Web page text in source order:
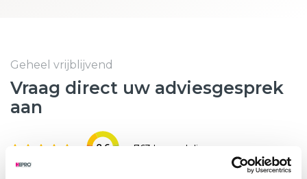
Geheel vrijblijvend
Vraag direct uw adviesgesprek
aan
8.6 763 beoordelingen